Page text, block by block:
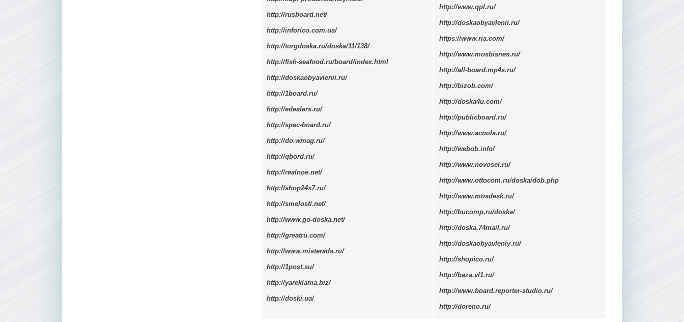
http://rusboard.net/
http://inforico.com.ua/
http://torgdoska.ru/doska/11/138/
http://fish-seafood.ru/board/index.html
http://doskaobyavlenii.ru/
http://1board.ru/
http://edealers.ru/
http://spec-board.ru/
http://do.wmag.ru/
http://qbord.ru/
http://realnoe.net/
http://shop24x7.ru/
http://smelosti.net/
http://www.go-doska.net/
http://greatru.com/
http://www.misterads.ru/
http://1post.su/
http://yareklama.biz/
http://doski.ua/
http://www.qpl.ru/
http://doskaobyavlenii.ru/
https://www.ria.com/
http://www.mosbisnes.ru/
http://all-board.mp4s.ru/
http://bizob.com/
http://doska4u.com/
http://publicboard.ru/
http://www.acoola.ru/
http://webob.info/
http://www.novosel.ru/
http://www.ottocom.ru/doska/dob.php
http://www.mosdesk.ru/
http://bucomp.ru/doska/
http://doska.74mail.ru/
http://doskaobyavleniy.ru/
http://shopico.ru/
http://baza.vl1.ru/
http://www.board.reporter-studio.ru/
http://doreno.ru/